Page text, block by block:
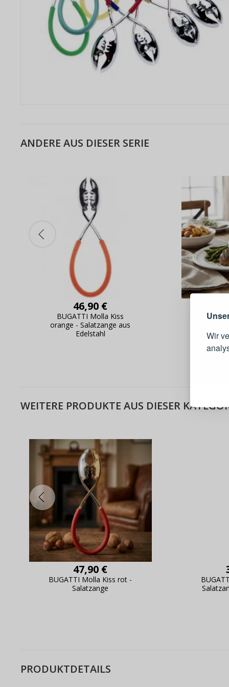
Wir
ANDERE AUS DIESER SERIE
46,90 €
BUGATTI Molla Kiss
orange - Salatzange aus
Edelstahl
WEITERE PRODUKTE AUS DIESER
47,90 €
BUGATTI Molla Kiss rot -
Salatzange
PRODUKTDETAILS
Live-